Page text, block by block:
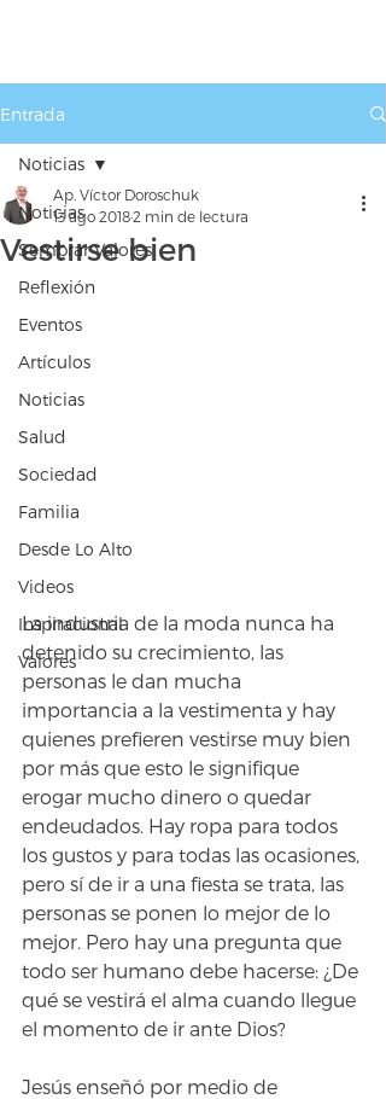
Entrada
Noticias
Sembrar Valores
Reflexión
Eventos
Artículos
Noticias
Salud
Sociedad
Familia
Desde Lo Alto
Videos
Inspiracional
Valores
Noticias
Vestirse bien
Ap. Víctor Doroschuk
13 ago 20182 min de lectura
La industria de la moda nunca ha
detenido su crecimiento, las
personas le dan mucha
importancia a la vestimenta y hay
quienes prefieren vestirse muy bien
por más que esto le signifique
erogar mucho dinero o quedar
endeudados. Hay ropa para todos
los gustos y para todas las ocasiones,
pero sí de ir a una fiesta se trata, las
personas se ponen lo mejor de lo
mejor. Pero hay una pregunta que
todo ser humano debe hacerse: ¿De
qué se vestirá el alma cuando llegue
el momento de ir ante Dios?
Jesús enseñó por medio de